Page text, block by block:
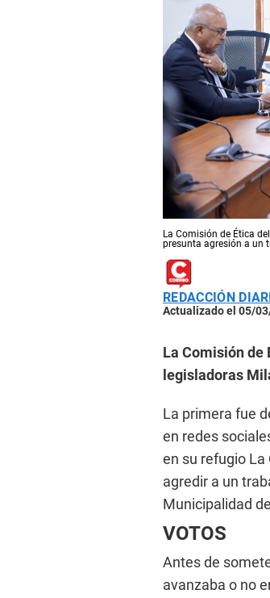
La Comisión de Ética
presunta agresión a un
REDACCIÓN
Actualizado el 05/
La Comisión de
legisladoras
La primera fue
en redes
en su refugio La
agredir a un
Municipalidad
VOTOS
Antes de
avanzaba o no